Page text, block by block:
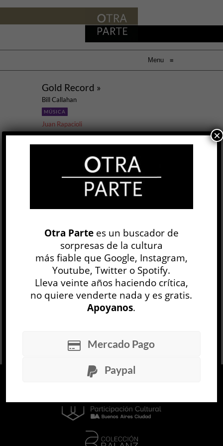
Menu ≡
Gold Record »
Bill Callahan
MÚSICA
Juan Rapacioli
10 SEP, 2020
(Maryland, 1966) se presentó bajo el nombre de
Smog, un proyecto muy personal que nació de
la distorsión lo-fi y se fue transformando en un
cuerpo de canciones íntimas donde el amor
ocupa el lugar de la dificultad y, muchas veces,
pasó del sonido crudo y disruptivo del indie de
los noventa a la composic...
LEER MÁS
Otra Partees un buscador de
sorpresas de la cultura
más fiable que Google, Instagram,
Youtube, Twitter o Spotify.
Lleva veinte años haciendo crítica,
no quiere venderte nada y es gratis.
Apoyanos.
Mercado Pago
Paypal
×